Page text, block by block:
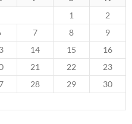
1
2
7 8
9
14 15
16
21 22
23
28 29
30